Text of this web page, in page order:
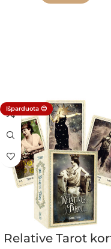
Išparduota 😔
Relative Tarot